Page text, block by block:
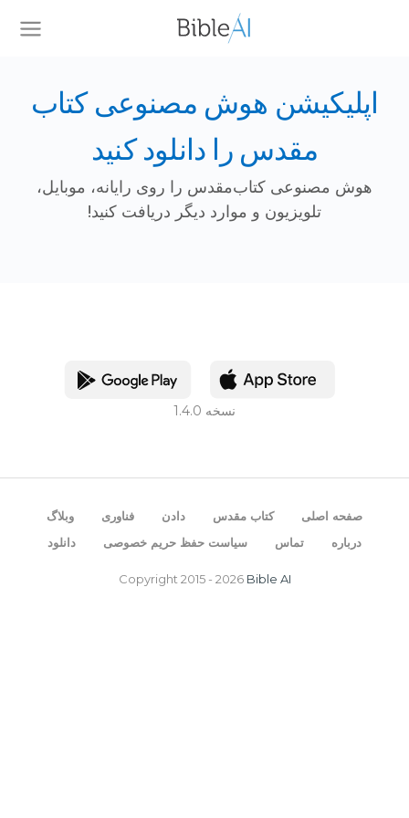
اپلیکیشن هوش مصنوعی کتاب
مقدس را دانلود کنید
هوش مصنوعی کتاب‌مقدس را روی رایانه، موبایل،
تلویزیون و موارد دیگر دریافت کنید!
نسخه 1.4.0
صفحه اصلی کتاب مقدس دادن فناوری
وبلاگ
درباره
تماس سیاست حفظ حریم خصوصی دانلود
Copyright 2015 - 2026 Bible AI